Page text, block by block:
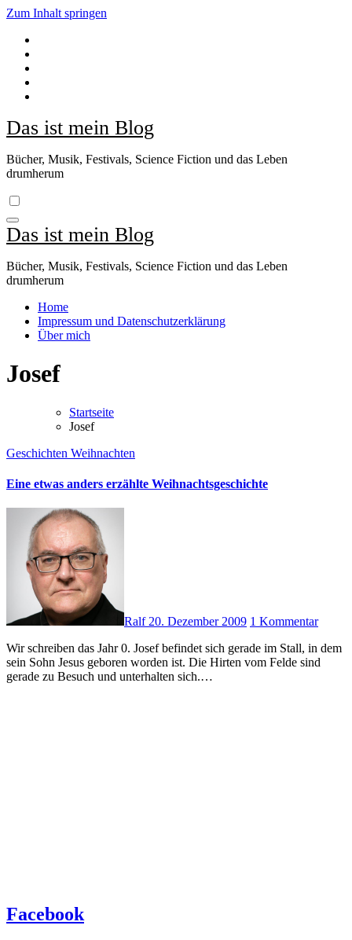
Zum Inhalt springen
Das ist mein Blog
Bücher, Musik, Festivals, Science Fiction und das Leben
drumherum
Das ist mein Blog
Bücher, Musik, Festivals, Science Fiction und das Leben
drumherum
Home
Impressum und Datenschutzerklärung
Über mich
Josef
Startseite
Josef
Geschichten Weihnachten
Eine etwas anders erzählte Weihnachtsgeschichte
Ralf20. Dezember 2009 1 Kommentar
Wir schreiben das Jahr 0. Josef befindet sich gerade im Stall, in dem
sein Sohn Jesus geboren worden ist. Die Hirten vom Felde sind
gerade zu Besuch und unterhalten sich.…
Facebook